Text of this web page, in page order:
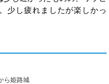
少し疲れましたが楽しかっ
ら姫路城